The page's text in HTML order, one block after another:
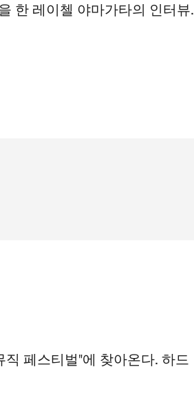
한 레이첼 야마가타의 인터뷰.
직 페스티벌"에 찾아온다. 하드